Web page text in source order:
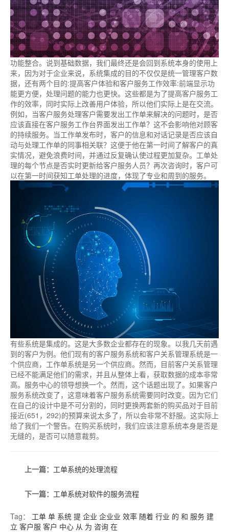
功能整合。说到基础数据，我们最终还是会回到系统本身的使用上
来，因为对于企业来说，系统集成的目的不仅仅是统一管理客户数
据，还有两个目的:提高客户体验和客户服务工作效率:前端显示功
能更方便，处理问题的能力也更快。这些都是为了提高客户服务工
作的效率，同时实际上改善用户体验，所以他们实际上是在交流。
例如，当客户服务处理客户需要发出工作单来解决的问题时，是否
应该直接在客户服务工作台界面发出工作单？这不会影响他对顾客
的持续服务。当工作单发布时，客户的信息和对话记录是否应该自
动与处理工作单的同事相关联？这便于他在第一时间了解客户的真
实情况，避免浪费时间，并通过反复确认使过程更加复杂。工单处
理的每个节点是否实时更新给客户服务人员？再次咨询时，客户可
以在第一时间获知工单处理的进度，体现了专业和周到的服务。
有些系统是集成的。这是大多数企业都存在的现象。以我几天前遇
到的客户为例。他们现有的客户服务系统和客户关系管理系统是一
个供应商，工作单系统是另一个供应商。然而，目前客户关系管理
已经不能满足他们的需求，并且从整体上看，获取数据的成本非常
高。服务中心的领导想换一个。然而，这个话题出现了。如果客户
服务系统改变了，这意味着客户服务系统需要同时改变。因为它们
在自己的设计中是不可分割的，同时更换两套新的购买品对于目前
接近(651，292)的预算来说太多了，所以会非常不舒服。这实际上
给了我们一个警告。在购买系统时，我们应该注意系统本身是否是
无缝的，是否可以随意裁剪。
上一篇： 工单系统的处理流程
下一篇： 工单系统对软件的服务流程
Tag： 工单 单 系统 提 企业 企业业 效率 随着 行业 的 和 服务 建
立 客户服 客户 中心 从 为 咨询 在